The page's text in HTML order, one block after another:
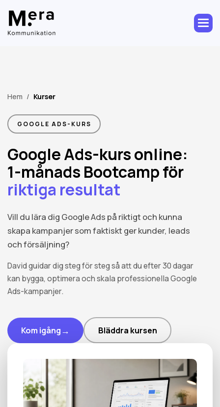
Hem / Kurser
GOOGLE ADS-KURS
Google Ads-kurs online:
1-månads Bootcamp för
riktiga resultat
Vill du lära dig Google Ads på riktigt och kunna
skapa kampanjer som faktiskt ger kunder, leads
och försäljning?
David guidar dig steg för steg så att du efter 30 dagar
kan bygga, optimera och skala professionella Google
Ads-kampanjer.
Kom igång→ Bläddra kursen